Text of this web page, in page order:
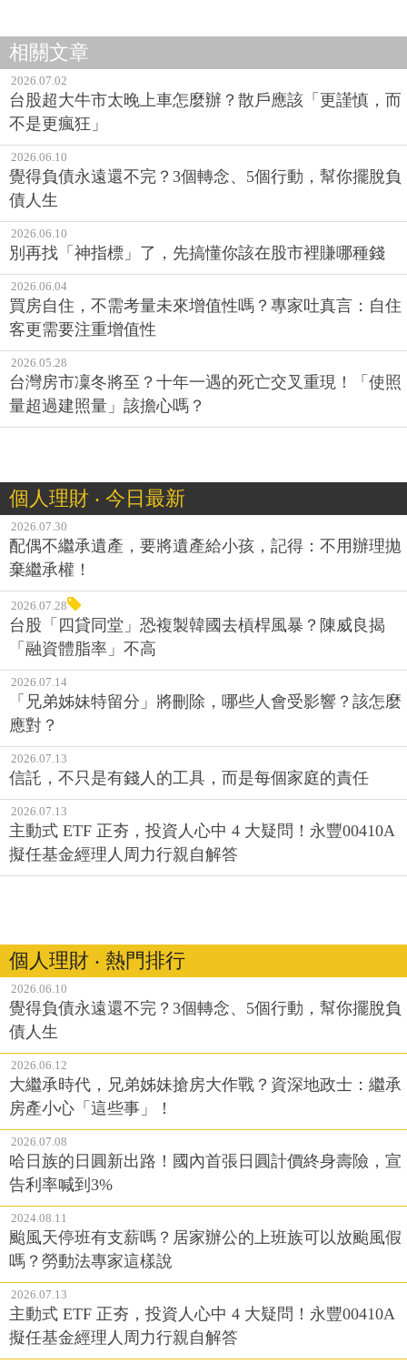
相關文章
2026.07.02
台股超大牛市太晚上車怎麼辦？散戶應該「更謹慎，而
不是更瘋狂」
2026.06.10
覺得負債永遠還不完？3個轉念、5個行動，幫你擺脫負
債人生
2026.06.10
別再找「神指標」了，先搞懂你該在股市裡賺哪種錢
2026.06.04
買房自住，不需考量未來增值性嗎？專家吐真言：自住
客更需要注重增值性
2026.05.28
台灣房市凜冬將至？十年一遇的死亡交叉重現！「使照
量超過建照量」該擔心嗎？
個人理財 ‧ 今日最新
2026.07.30
配偶不繼承遺產，要將遺產給小孩，記得：不用辦理拋
棄繼承權！
2026.07.28
台股「四貸同堂」恐複製韓國去槓桿風暴？陳威良揭
「融資體脂率」不高
2026.07.14
「兄弟姊妹特留分」將刪除，哪些人會受影響？該怎麼
應對？
2026.07.13
信託，不只是有錢人的工具，而是每個家庭的責任
2026.07.13
主動式 ETF 正夯，投資人心中 4 大疑問！永豐00410A
擬任基金經理人周力行親自解答
個人理財 ‧ 熱門排行
2026.06.10
覺得負債永遠還不完？3個轉念、5個行動，幫你擺脫負
債人生
2026.06.12
大繼承時代，兄弟姊妹搶房大作戰？資深地政士：繼承
房產小心「這些事」！
2026.07.08
哈日族的日圓新出路！國內首張日圓計價終身壽險，宣
告利率喊到3%
2024.08.11
颱風天停班有支薪嗎？居家辦公的上班族可以放颱風假
嗎？勞動法專家這樣說
2026.07.13
主動式 ETF 正夯，投資人心中 4 大疑問！永豐00410A
擬任基金經理人周力行親自解答